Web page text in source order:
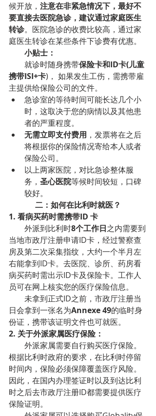
候开放， 注意在非紧急情况下，最好不
要直接去医院急诊，建议通过家庭医生
转诊。医院急诊的收费比较高，通过家
庭医生转诊在某些条件下诊费有优惠。
小贴士：
        就诊时随身携带
保险卡和ID卡(儿童
携带ISI+卡)， 如果发生工伤，需携带雇
主提供给保险公司的文件。
急诊室的等待时间可能长达几个小
时，这取决于您的病情以及其他患
者的严重程度。
无需立即支付费用 ，发票将在之后
将根据你的保险情况寄给本人或者
保险公司。
以上两家医院，对比急诊整体服
务， 圣心医院等候时间较短，口碑
较好。
二：如何在比利时就医？
1. 看病买药时需携带ID 卡
        外派到比利时
8个工作日之内需要到
当地市政厅注册申请ID卡，经过警察查
房及第二次采集指纹，大约一个半月左
右能拿到ID卡。去医院、诊所、药房看
病买药时需出示ID卡及保险卡。工作人
员可在网上核实您的医疗保险信息。
日会拿到一张名为Annexe 49的临时身
份证，携带该证明文件也可就医。
2. 关于外派家属医疗保险：
根据比利时政府的要求，在比利时停留
时间内，保险必须保障覆盖医疗风险。
因此，在国内办理签证时以及到达比利
时之后去市政厅注册ID都需要提供医疗
保险证明。